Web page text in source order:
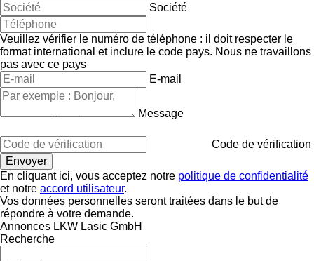
Société
Veuillez vérifier le numéro de téléphone : il doit respecter le
format international et inclure le code pays. Nous ne travaillons
pas avec ce pays
E-mail
Message
Code de vérification
En cliquant ici, vous acceptez notre politique de confidentialité
et notre accord utilisateur.
Vos données personnelles seront traitées dans le but de
répondre à votre demande.
Annonces LKW Lasic GmbH
Recherche